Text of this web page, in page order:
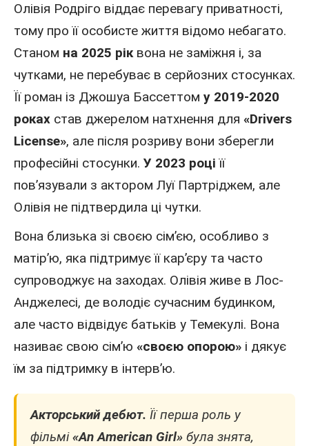
Олівія Родріго віддає перевагу приватності,
тому про її особисте життя відомо небагато.
Станом на 2025 ріквона не заміжня і, за
чутками, не перебуває в серйозних стосунках.
Її роман із Джошуа Бассеттом у 2019-2020
роках став джерелом натхнення для «Drivers
License», але після розриву вони зберегли
професійні стосунки. У 2023 році її
пов’язували з актором Луї Партріджем, але
Олівія не підтвердила ці чутки.
Вона близька зі своєю сім’єю, особливо з
матір’ю, яка підтримує її кар’єру та часто
супроводжує на заходах. Олівія живе в Лос-
Анджелесі, де володіє сучасним будинком,
але часто відвідує батьків у Темекулі. Вона
називає свою сім’ю «своєю опорою» і дякує
їм за підтримку в інтерв’ю.
Акторський дебют. Її перша роль у
фільмі«An American Girl» була знята,